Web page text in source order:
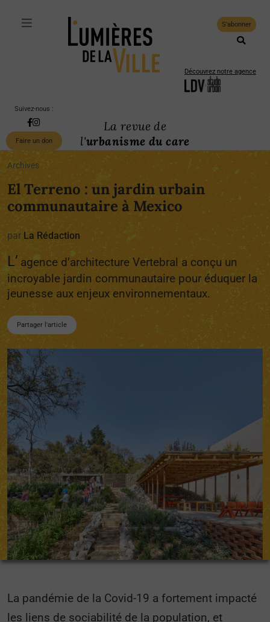
S'abonner
Découvrez notre agence
Suivez-nous :
Faire un don
La revue de
l'urbanisme du care
Archives
El Terreno : un jardin urbain
communautaire à Mexico
par La Rédaction
L’ agence d’architecture Vertebral a conçu un
incroyable jardin communautaire pour éduquer la
jeunesse aux enjeux environnementaux.
Partager l'article
La pandémie de la Covid-19 a fortement impacté
les liens de sociabilité de la population, et